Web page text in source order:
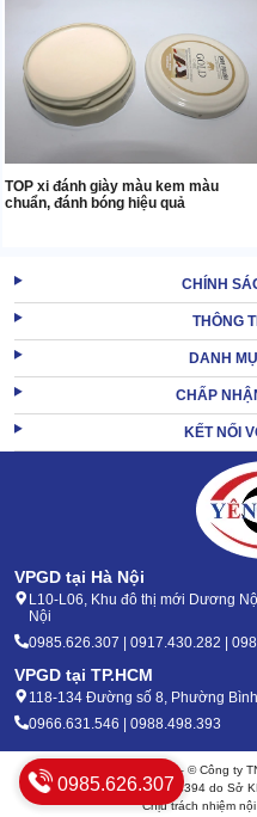
TOP xi đánh giày màu kem màu
chuẩn, đánh bóng hiệu quả
CHÍNH
THÔNG
DANH
CHẤP
KẾT NỐI
VPGD tại Hà Nội
L10-L06, Khu đô thị mới Dương
Nội
0985.626.307 | 0917.430.282 |
VPGD tại TP.HCM
118-134 Đường số 8, Phường
0966.631.546 | 0988.498.393
Bản quyền 2020 - 2026 – © Công ty
Mã số thuế: 0105904394 do Sở
Chịu trách nhiệm
0985.626.307